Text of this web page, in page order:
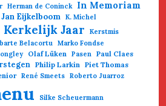
Herman de Coninck In Memoriam
Jan Eijkelboom K. Michel
Kerkelijk Jaar
Kerstmis
Belacortu Marko Fondse
Olaf Lüken Pasen Paul Claes
Philip Larkin Piet Thomas
René Smeets Roberto Juarroz
Silke Scheuermann